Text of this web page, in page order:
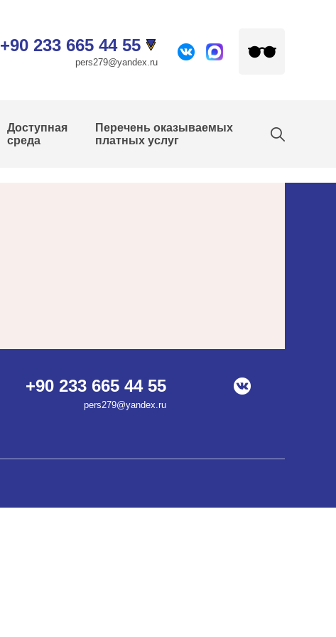
+90 233 665 44 55
pers279@yandex.ru
Доступная
среда
Перечень оказываемых
платных услуг
+90 233 665 44 55
pers279@yandex.ru